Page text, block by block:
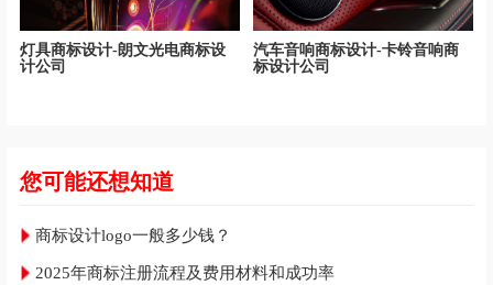
灯具商标设计-朗文光电商标设
计公司
汽车音响商标设计-卡铃音响商
标设计公司
您可能还想知道
商标设计logo一般多少钱？
2025年商标注册流程及费用材料和成功率